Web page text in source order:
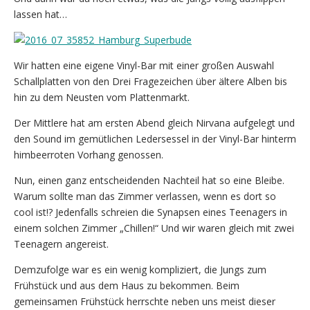
lassen hat…
Wir hatten eine eigene Vinyl-Bar mit einer großen Auswahl
Schallplatten von den Drei Fragezeichen über ältere Alben bis
hin zu dem Neusten vom Plattenmarkt.
Der Mittlere hat am ersten Abend gleich Nirvana aufgelegt und
den Sound im gemütlichen Ledersessel in der Vinyl-Bar hinterm
himbeerroten Vorhang genossen.
Nun, einen ganz entscheidenden Nachteil hat so eine Bleibe.
Warum sollte man das Zimmer verlassen, wenn es dort so
cool ist!? Jedenfalls schreien die Synapsen eines Teenagers in
einem solchen Zimmer „Chillen!“ Und wir waren gleich mit zwei
Teenagern angereist.
Demzufolge war es ein wenig kompliziert, die Jungs zum
Frühstück und aus dem Haus zu bekommen. Beim
gemeinsamen Frühstück herrschte neben uns meist dieser